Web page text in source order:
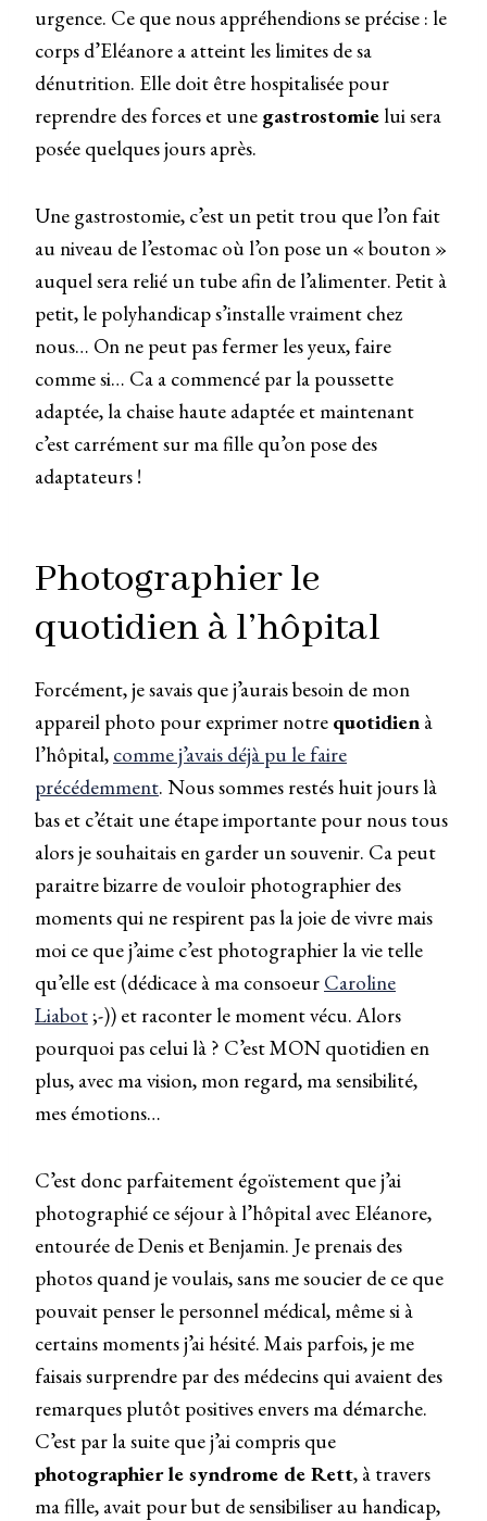
urgence. Ce que nous appréhendions se précise : le
corps d’Eléanore a atteint les limites de sa
dénutrition. Elle doit être hospitalisée pour
reprendre des forces et une gastrostomie lui sera
posée quelques jours après.
Une gastrostomie, c’est un petit trou que l’on fait
au niveau de l’estomac où l’on pose un « bouton »
auquel sera relié un tube afin de l’alimenter. Petit à
petit, le polyhandicap s’installe vraiment chez
nous… On ne peut pas fermer les yeux, faire
comme si… Ca a commencé par la poussette
adaptée, la chaise haute adaptée et maintenant
c’est carrément sur ma fille qu’on pose des
adaptateurs !
Photographier le
quotidien à l’hôpital
Forcément, je savais que j’aurais besoin de mon
appareil photo pour exprimer notre quotidien à
l’hôpital, comme j’avais déjà pu le faire
précédemment. Nous sommes restés huit jours là
bas et c’était une étape importante pour nous tous
alors je souhaitais en garder un souvenir. Ca peut
paraitre bizarre de vouloir photographier des
moments qui ne respirent pas la joie de vivre mais
moi ce que j’aime c’est photographier la vie telle
qu’elle est (dédicace à ma consoeur Caroline
Liabot ;-)) et raconter le moment vécu. Alors
pourquoi pas celui là ? C’est MON quotidien en
plus, avec ma vision, mon regard, ma sensibilité,
mes émotions…
C’est donc parfaitement égoïstement que j’ai
photographié ce séjour à l’hôpital avec Eléanore,
entourée de Denis et Benjamin. Je prenais des
photos quand je voulais, sans me soucier de ce que
pouvait penser le personnel médical, même si à
certains moments j’ai hésité. Mais parfois, je me
faisais surprendre par des médecins qui avaient des
remarques plutôt positives envers ma démarche.
C’est par la suite que j’ai compris que
photographier le syndrome de Rett, à travers
ma fille, avait pour but de sensibiliser au handicap,